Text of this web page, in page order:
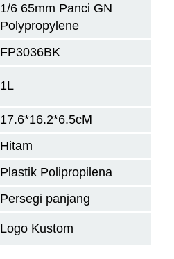
1/6 65mm Panci GN
Polypropylene
FP3036BK
1L
17.6*16.2*6.5cM
Hitam
Plastik Polipropilena
Persegi panjang
Logo Kustom